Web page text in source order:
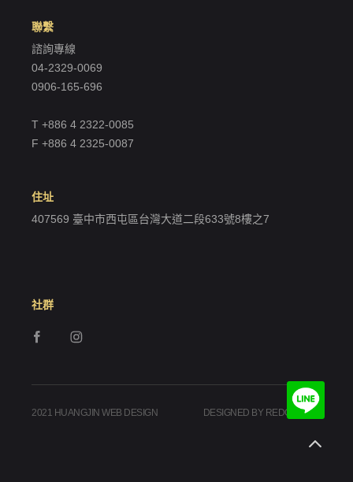
聯繫
諮詢專線
04-2329-0069
0906-165-696
T +886 4 2322-0085
F +886 4 2325-0087
住址
407569 臺中市西屯區台灣大道二段633號8樓之7
社群
2021 HUANGJIN WEB DESIGN DESIGNED BY REDGEEGEE